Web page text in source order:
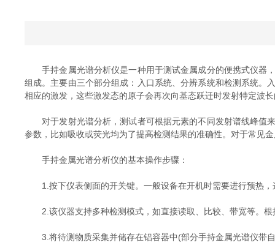
手持金属光谱分析仪是一种用于测试金属成分的便携式仪器，
组成。主要由三个部分组成：入口系统、分辨系统和检测系统。
相应的激发，这些激发态的原子会再次向基态跃迁时发射特定波
对于发射光谱分析，测试者可根据元素的不同发射谱线峰值来
参数，比如吸收或荧光均为了提高检测结果的准确性。对于常见
手持金属光谱分析仪的基本操作步骤：
1.按下仪表侧面的开关键。一般设备在开机时需要进行预热，
2.该仪器支持多种检测模式，如直接读取、比较、带宽等。根
3.将待测物质采集并储存在铝容器中(部分手持金属光谱仪带自